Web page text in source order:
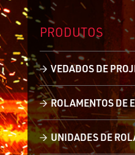
PRODUTOS
VEDADOS DE
ROLAMENTOS DE
UNIDADES DE